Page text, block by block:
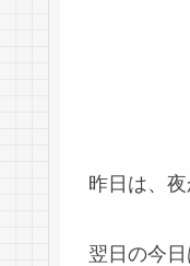
昨日は、夜
翌日の今